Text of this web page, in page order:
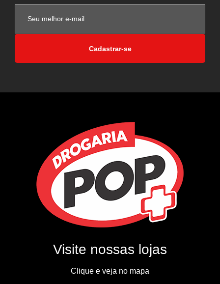
Cadastrar-se
Visite nossas lojas
Clique e veja no mapa